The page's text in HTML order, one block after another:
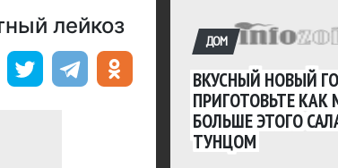
лейкоз
ДОМ
ВКУСНЫЙ НОВЫЙ
ПРИГОТОВЬТЕ
БОЛЬШЕ ЭТОГО
ТУНЦОМ